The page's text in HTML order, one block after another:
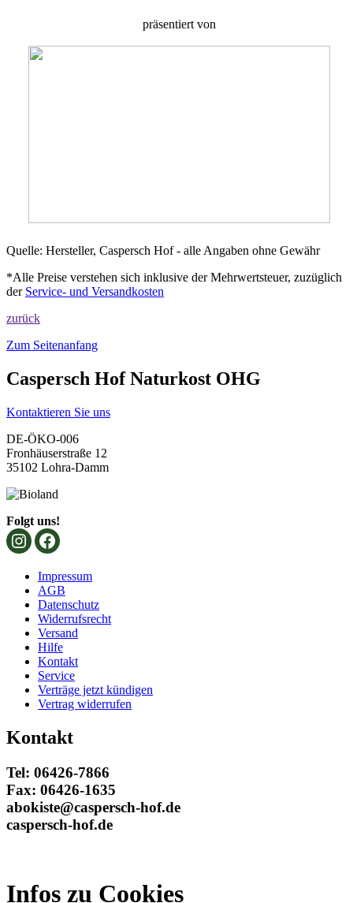
präsentiert von
Quelle: Hersteller, Caspersch Hof - alle Angaben ohne Gewähr
*Alle Preise verstehen sich inklusive der Mehrwertsteuer, zuzüglich
der Service- und Versandkosten
zurück
Zum Seitenanfang
Caspersch Hof Naturkost OHG
Kontaktieren Sie uns
DE-ÖKO-006
Fronhäuserstraße 12
35102 Lohra-Damm
Folgt uns!
Impressum
AGB
Datenschutz
Widerrufsrecht
Versand
Hilfe
Kontakt
Service
Verträge jetzt kündigen
Vertrag widerrufen
Kontakt
Tel: 06426-7866
Fax: 06426-1635
abokiste@caspersch-hof.de
caspersch-hof.de
Infos zu Cookies